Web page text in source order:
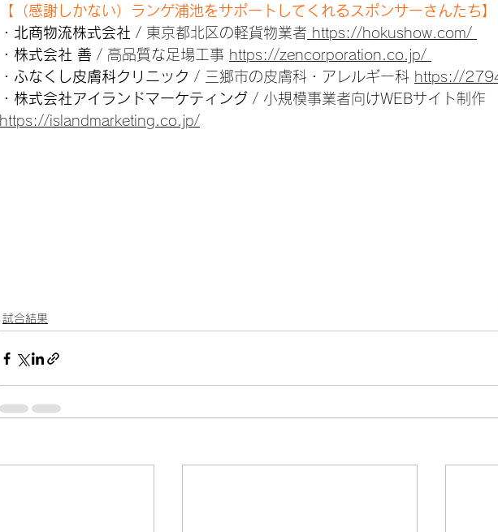
【（感謝しかない）ランゲ浦池をサポートしてくれるスポンサーさんたち】
・ 北商物流株式会社 / 東京都北区の軽貨物業者 https://hokushow.com/
・ 株式会社 善 / 高品質な足場工事 https://zencorporation.co.jp/
・ ふなくし皮膚科クリニック / 三郷市の皮膚科・アレルギー科 https://
・ 株式会社アイランドマーケティング / 小規模事業者向けWEBサイト制作
https://islandmarketing.co.jp/
試合結果